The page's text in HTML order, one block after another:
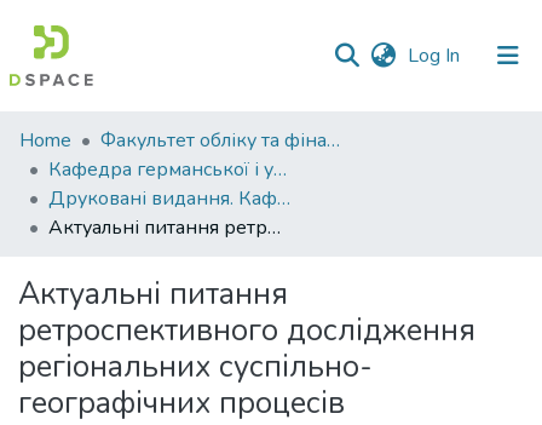
Log In (current)
Communities
&
Collections
All of DSpace
Statistics
Home
Факультет обліку та фінансів
Кафедра германської і української філології
Друковані видання. Кафедра германської і української філології
Актуальні питання ретроспективного дослідження регіональних суспільно-географічних процесів
Актуальні питання
ретроспективного дослідження
регіональних суспільно-
географічних процесів